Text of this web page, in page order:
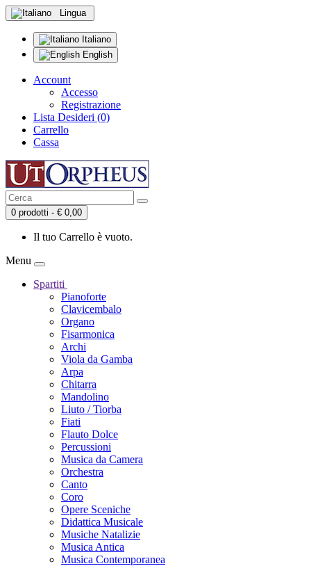
Lingua
Italiano
English
Account
Accesso
Registrazione
Lista Desideri (0)
Carrello
Cassa
0 prodotti - € 0,00
Il tuo Carrello è vuoto.
Menu
Spartiti
Pianoforte
Clavicembalo
Organo
Fisarmonica
Archi
Viola da Gamba
Arpa
Chitarra
Mandolino
Liuto / Tiorba
Fiati
Flauto Dolce
Percussioni
Musica da Camera
Orchestra
Canto
Coro
Opere Sceniche
Didattica Musicale
Musiche Natalizie
Musica Antica
Musica Contemporanea